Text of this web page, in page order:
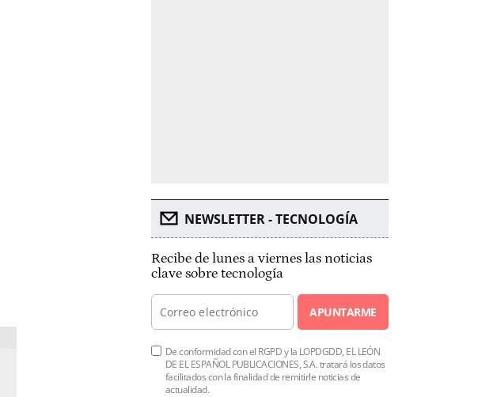
NEWSLETTER - TECNOLOGÍA
Recibe de lunes a viernes las noticias
clave sobre tecnología
APUNTARME
De conformidad con el RGPD y la LOPDGDD, EL LEÓN
DE EL ESPAÑOL PUBLICACIONES, S.A. tratará los datos
facilitados con la finalidad de remitirle noticias de
actualidad.